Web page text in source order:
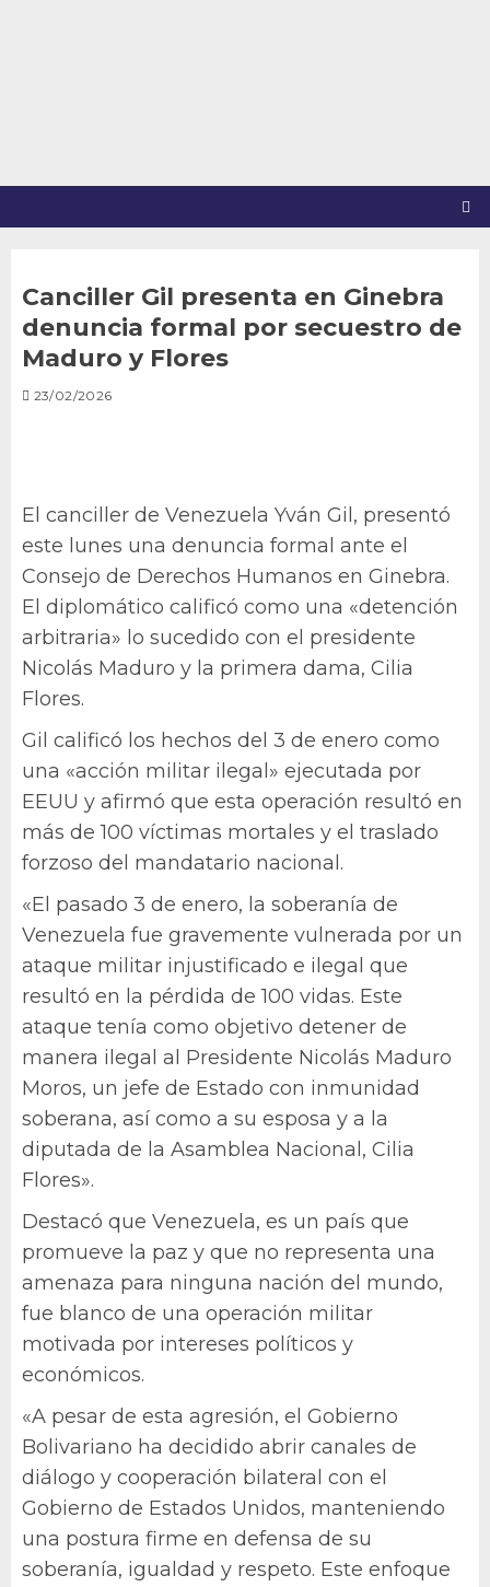
Canciller Gil presenta en Ginebra
denuncia formal por secuestro de
Maduro y Flores
23/02/2026
El canciller de Venezuela Yván Gil, presentó
este lunes una denuncia formal ante el
Consejo de Derechos Humanos en Ginebra.
El diplomático calificó como una «detención
arbitraria» lo sucedido con el presidente
Nicolás Maduro y la primera dama, Cilia
Flores.
Gil calificó los hechos del 3 de enero como
una «acción militar ilegal» ejecutada por
EEUU y afirmó que esta operación resultó en
más de 100 víctimas mortales y el traslado
forzoso del mandatario nacional.
«El pasado 3 de enero, la soberanía de
Venezuela fue gravemente vulnerada por un
ataque militar injustificado e ilegal que
resultó en la pérdida de 100 vidas. Este
ataque tenía como objetivo detener de
manera ilegal al Presidente Nicolás Maduro
Moros, un jefe de Estado con inmunidad
soberana, así como a su esposa y a la
diputada de la Asamblea Nacional, Cilia
Flores».
Destacó que Venezuela, es un país que
promueve la paz y que no representa una
amenaza para ninguna nación del mundo,
fue blanco de una operación militar
motivada por intereses políticos y
económicos.
«A pesar de esta agresión, el Gobierno
Bolivariano ha decidido abrir canales de
diálogo y cooperación bilateral con el
Gobierno de Estados Unidos, manteniendo
una postura firme en defensa de su
soberanía, igualdad y respeto. Este enfoque